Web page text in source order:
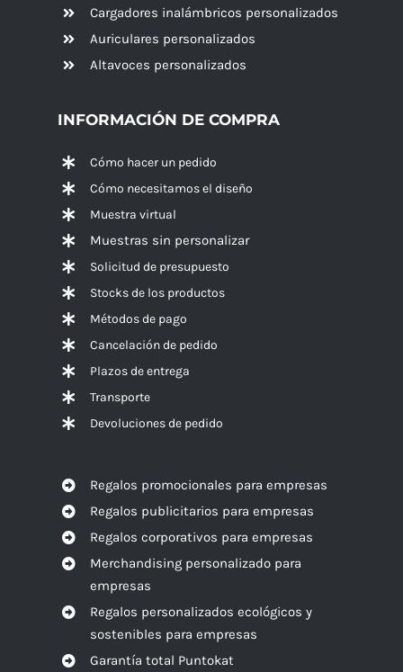
Cargadores inalámbricos personalizados
Auriculares personalizados
Altavoces personalizados
INFORMACIÓN DE COMPRA
Cómo hacer un pedido
Cómo necesitamos el diseño
Muestra virtual
Muestras sin personalizar
Solicitud de presupuesto
Stocks de los productos
Métodos de pago
Cancelación de pedido
Plazos de entrega
Transporte
Devoluciones de pedido
Regalos promocionales para empresas
Regalos publicitarios para empresas
Regalos corporativos para empresas
Merchandising personalizado para
empresas
Regalos personalizados ecológicos y
sostenibles para empresas
Garantía total Puntokat